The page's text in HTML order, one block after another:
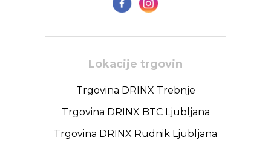
Lokacije trgovin
Trgovina DRINX Trebnje
Trgovina DRINX BTC Ljubljana
Trgovina DRINX Rudnik Ljubljana